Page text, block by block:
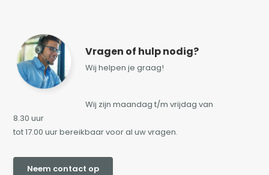
Vragen of hulp nodig?
Wij helpen je graag!
Wij zijn maandag t/m vrijdag van
8.30 uur
tot 17.00 uur bereikbaar voor al uw vragen.
Neem contact op